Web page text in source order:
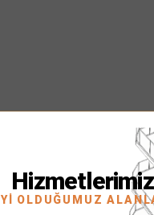
Hizmetlerimiz
İYI OLDUĞUMUZ